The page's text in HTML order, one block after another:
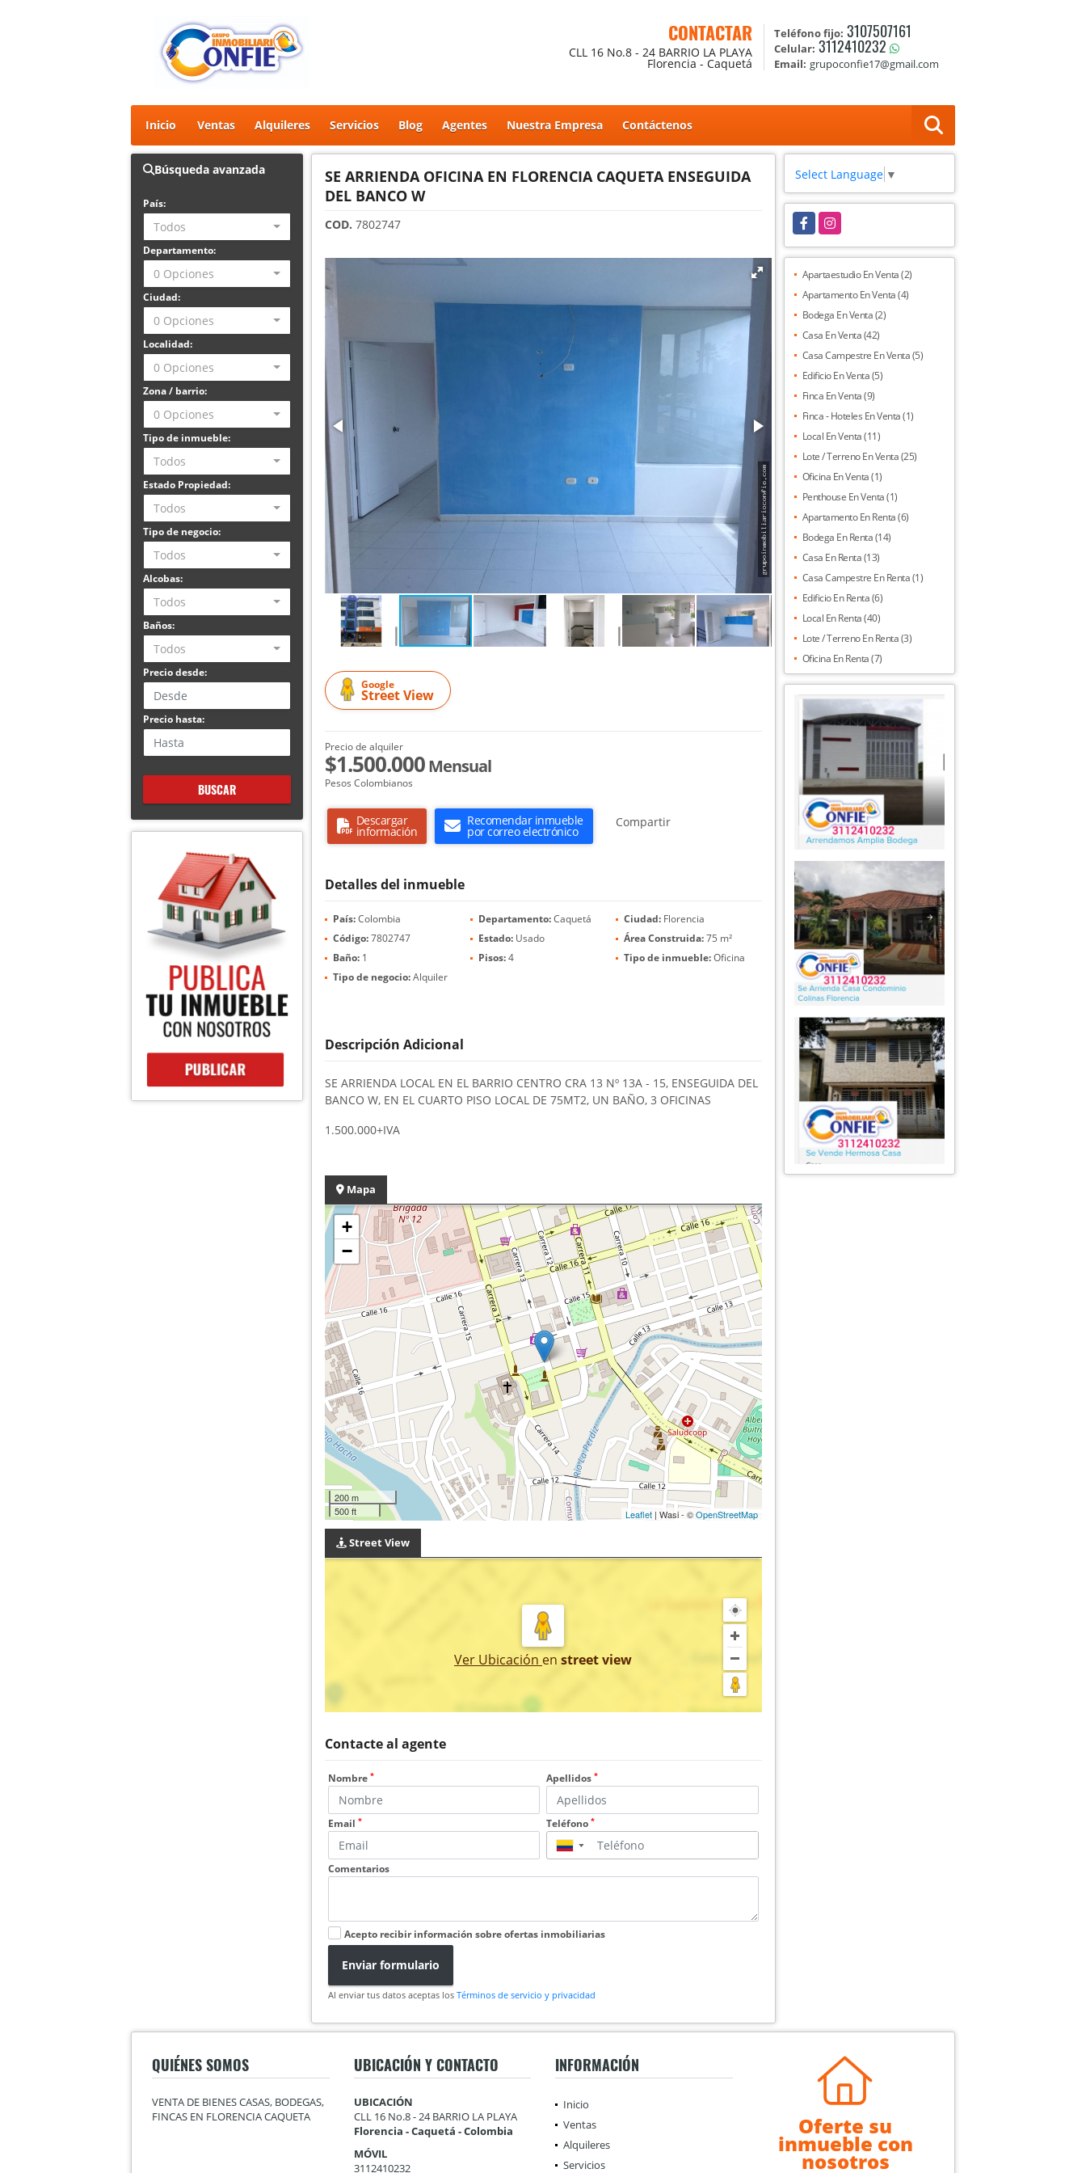
CONTACTAR
CLL 16 No.8 - 24 BARRIO LA PLAYA
Florencia - Caquetá
Teléfono fijo: 3107507161
Celular: 3112410232
Email: grupoconfie17@gmail.com
Inicio Ventas Alquileres Servicios Blog Agentes Nuestra Empresa Contáctenos
Búsqueda avanzada
País:
Todos
Departamento:
0 Opciones
Ciudad:
0 Opciones
Localidad:
0 Opciones
Zona / barrio:
0 Opciones
Tipo de inmueble:
Todos
Estado Propiedad:
Todos
Tipo de negocio:
Todos
Alcobas:
Todos
Baños:
Todos
Precio desde:
Precio hasta:
BUSCAR
SE ARRIENDA OFICINA EN FLORENCIA CAQUETA ENSEGUIDA
DEL BANCO W
COD. 7802747
Google
Street View
Precio de alquiler
$1.500.000Mensual
Pesos Colombianos
Descargar
información
Recomendar inmueble
por correo electrónico
Compartir
Detalles del inmueble
País:Colombia Departamento:Caquetá Ciudad: Florencia
Código:7802747 Estado:Usado Área Construida:75 m²
Baño:1 Pisos:4 Tipo de inmueble:Oficina
Tipo de negocio:Alquiler
Descripción Adicional
SE ARRIENDA LOCAL EN EL BARRIO CENTRO CRA 13 Nº 13A - 15, ENSEGUIDA DEL
BANCO W, EN EL CUARTO PISO LOCAL DE 75MT2, UN BAÑO, 3 OFICINAS
1.500.000+IVA
Mapa
+
−
200 m
500 ft
Leaflet| Wasi - ©OpenStreetMap
Street View
Ver Ubicación en street view
Contacte al agente
Nombre * Apellidos *
Email * Teléfono *
▼
Comentarios
Acepto recibir información sobre ofertas inmobiliarias
Enviar formulario
Al enviar tus datos aceptas los Términos de servicio y privacidad
Select Language ▼
FacebookInstagram
Apartaestudio En Venta (2)
Apartamento En Venta (4)
Bodega En Venta (2)
Casa En Venta (42)
Casa Campestre En Venta (5)
Edificio En Venta (5)
Finca En Venta (9)
Finca - Hoteles En Venta (1)
Local En Venta (11)
Lote / Terreno En Venta (25)
Oficina En Venta (1)
Penthouse En Venta (1)
Apartamento En Renta (6)
Bodega En Renta (14)
Casa En Renta (13)
Casa Campestre En Renta (1)
Edificio En Renta (6)
Local En Renta (40)
Lote / Terreno En Renta (3)
Oficina En Renta (7)
QUIÉNES SOMOS
VENTA DE BIENES CASAS, BODEGAS,
FINCAS EN FLORENCIA CAQUETA
UBICACIÓN Y CONTACTO
UBICACIÓN
CLL 16 No.8 - 24 BARRIO LA PLAYA
Florencia - Caquetá - Colombia
MÓVIL
3112410232
INFORMACIÓN
Inicio
Ventas
Alquileres
Servicios
Oferte su
inmueble con
nosotros